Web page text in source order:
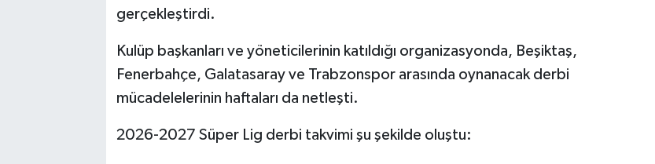
gerçekleştirdi.
Kulüp başkanları ve yöneticilerinin katıldığı organizasyonda, Beşiktaş,
Fenerbahçe, Galatasaray ve Trabzonspor arasında oynanacak derbi
mücadelelerinin haftaları da netleşti.
2026-2027 Süper Lig derbi takvimi şu şekilde oluştu: